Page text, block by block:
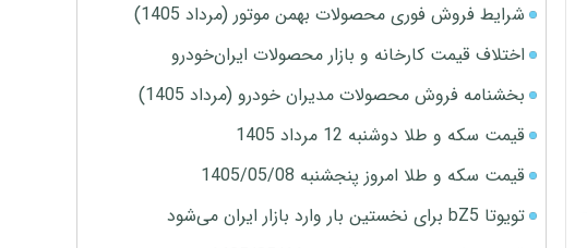
شرایط فروش فوری محصولات بهمن موتور (مرداد 1405)
اختلاف قیمت کارخانه و بازار محصولات ایران‌خودرو
بخشنامه فروش محصولات مدیران خودرو (مرداد 1405)
قیمت سکه و طلا دوشنبه 12 مرداد 1405
قیمت سکه و طلا امروز پنجشنبه 1405/05/08
تویوتا bZ5 برای نخستین بار وارد بازار ایران می‌شود